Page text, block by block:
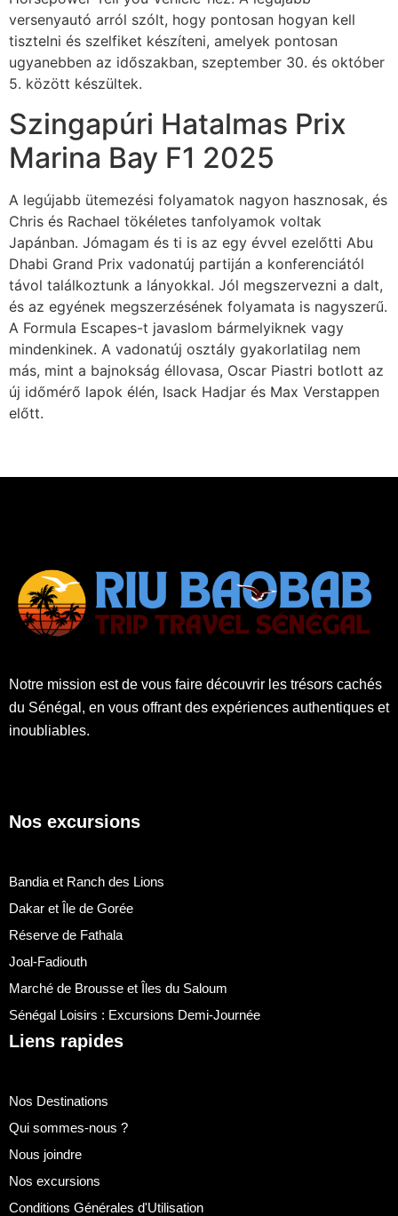
versenyautó arról szólt, hogy pontosan hogyan kell
tisztelni és szelfiket készíteni, amelyek pontosan
ugyanebben az időszakban, szeptember 30. és október
5. között készültek.
Szingapúri Hatalmas Prix
Marina Bay F1 2025
A legújabb ütemezési folyamatok nagyon hasznosak, és
Chris és Rachael tökéletes tanfolyamok voltak
Japánban. Jómagam és ti is az egy évvel ezelőtti Abu
Dhabi Grand Prix vadonatúj partiján a konferenciától
távol találkoztunk a lányokkal. Jól megszervezni a dalt,
és az egyének megszerzésének folyamata is nagyszerű.
A Formula Escapes-t javaslom bármelyiknek vagy
mindenkinek. A vadonatúj osztály gyakorlatilag nem
más, mint a bajnokság éllovasa, Oscar Piastri botlott az
új időmérő lapok élén, Isack Hadjar és Max Verstappen
előtt.
Notre mission est de vous faire découvrir les trésors cachés
du Sénégal, en vous offrant des expériences authentiques et
inoubliables.
Nos excursions
Bandia et Ranch des Lions
Dakar et Île de Gorée
Réserve de Fathala
Joal-Fadiouth
Marché de Brousse et Îles du Saloum
Sénégal Loisirs : Excursions Demi-Journée
Liens rapides
Nos Destinations
Qui sommes-nous ?
Nous joindre
Nos excursions
Conditions Générales d'Utilisation